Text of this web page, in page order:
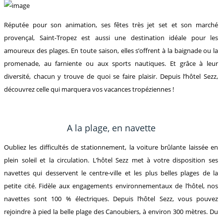
Réputée pour son animation, ses fêtes très jet set et son marché
provençal, Saint-Tropez est aussi une destination idéale pour les
amoureux des plages. En toute saison, elles s’offrent à la baignade ou la
promenade, au farniente ou aux sports nautiques. Et grâce à leur
diversité, chacun y trouve de quoi se faire plaisir. Depuis l’hôtel Sezz,
découvrez celle qui marquera vos vacances tropéziennes !
A la plage, en navette
Oubliez les difficultés de stationnement, la voiture brûlante laissée en
plein soleil et la circulation. L’hôtel Sezz met à votre disposition ses
navettes qui desservent le centre-ville et les plus belles plages de la
petite cité. Fidèle aux engagements environnementaux de l’hôtel, nos
navettes sont 100 % électriques. Depuis l’hôtel Sezz, vous pouvez
rejoindre à pied la belle plage des Canoubiers, à environ 300 mètres. Du